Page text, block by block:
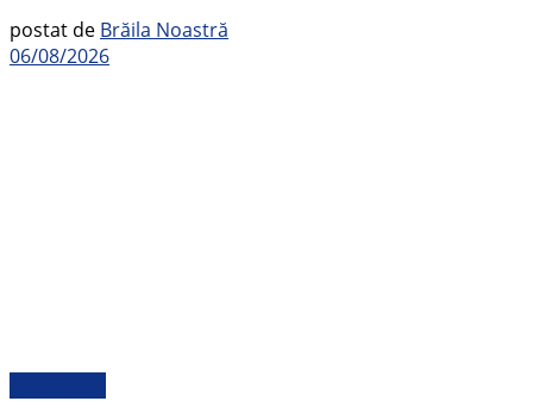
postat de Brăila Noastră
06/08/2026